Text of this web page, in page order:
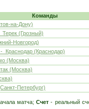
Команды
на-Дону)
(Грозный)
Новгород)
Краснодар (Краснодар)
(Москва)
(Москва)
Петербург)
матча;Счет - реальный